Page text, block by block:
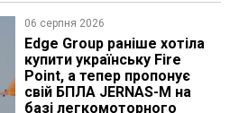
06 серпня 2026
Edge Group раніше хотіла
купити українську Fire
Point, а тепер пропонує
свій БПЛА JERNAS-M на
базі легкомоторного